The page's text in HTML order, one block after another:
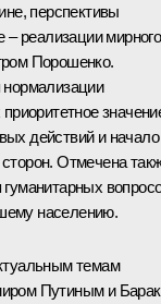
перспективы
– реализации мирного
Порошенко.
действий и начало
Отмечена
населению.
темам
Путиным и